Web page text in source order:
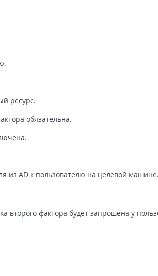
ресурс.
обязательна.
из AD к пользователю на целевой машине.
второго фактора будет запрошена у